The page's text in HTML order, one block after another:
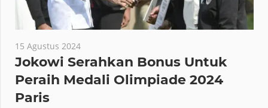
15 Agustus 2024
Jokowi Serahkan Bonus Untuk
Peraih Medali Olimpiade 2024
Paris